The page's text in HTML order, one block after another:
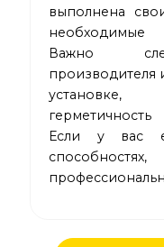
выполнена
необходимые
Важно
производителя
Если у вас